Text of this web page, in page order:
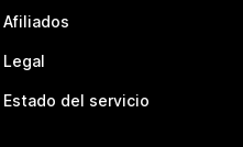
Afiliados
Legal
Estado del servicio